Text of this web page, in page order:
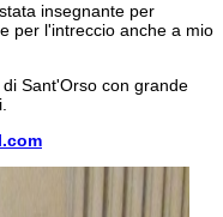
insegnante per
per l'intreccio anche a mio
Sant'Orso con grande